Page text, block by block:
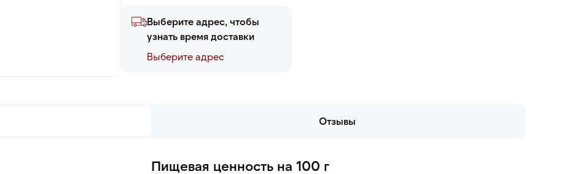
Выберите адрес, чтобы
узнать время доставки
Выберите адреc
Отзывы
Пищевая ценность на 100 г